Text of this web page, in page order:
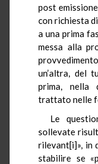
post
con richiesta
a una prima
messa alla
un’altra, del
prima, nella
trattato nelle
Le
sollevate
rilevant[i]», in
stabilire se